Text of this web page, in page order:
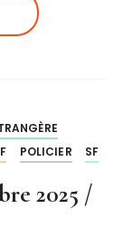
POLICIER SF
2025 /